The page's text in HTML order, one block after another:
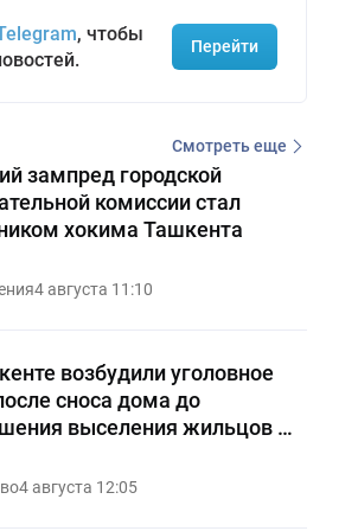
, чтобы
Перейти
Смотреть еще
зампред городской
комиссии стал
хокима Ташкента
4 августа 11:10
возбудили уголовное
сноса дома до
выселения жильцов —
4 августа 12:05